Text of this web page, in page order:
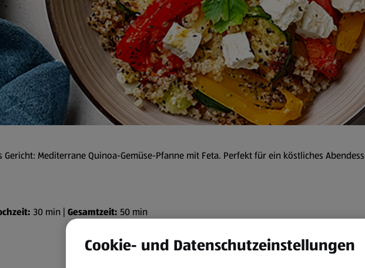
Mediterrane Quinoa-Gemüse-Pfanne mit Feta. Perfekt für ein köstliches
30 min | Gesamtzeit: 50 min
Zubereitung
Cookie- und Datenschutzeinstellungen